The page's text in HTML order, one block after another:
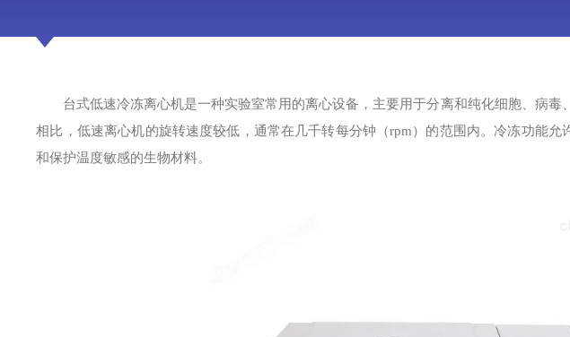
台式低速冷冻离心机是一种实验室常用的离心设备，主要用于分离和纯化细胞、病毒
相比，低速离心机的旋转速度较低，通常在几千转每分钟（rpm）的范围内。冷冻功能
和保护温度敏感的生物材料。